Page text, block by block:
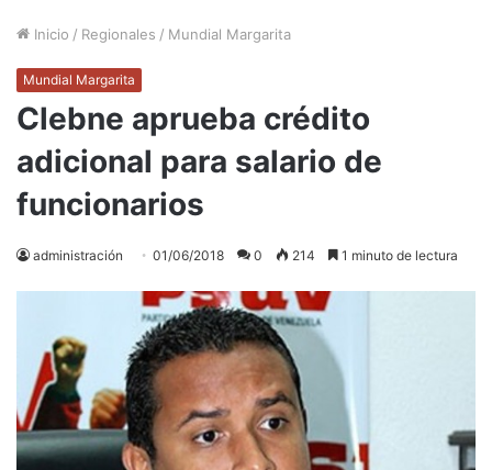
Inicio / Regionales / Mundial Margarita
Mundial Margarita
Clebne aprueba crédito
adicional para salario de
funcionarios
administración 01/06/2018 0 214 1 minuto de lectura